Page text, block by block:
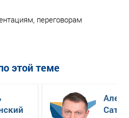
переговорам
этой теме